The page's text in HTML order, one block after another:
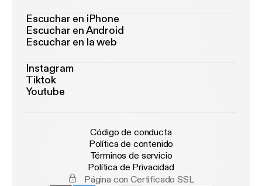
Escuchar en iPhone
Escuchar en Android
Escuchar en la web
Instagram
Tiktok
Youtube
Código de conducta
Política de contenido
Términos de servicio
Política de Privacidad
Página con Certificado SSL